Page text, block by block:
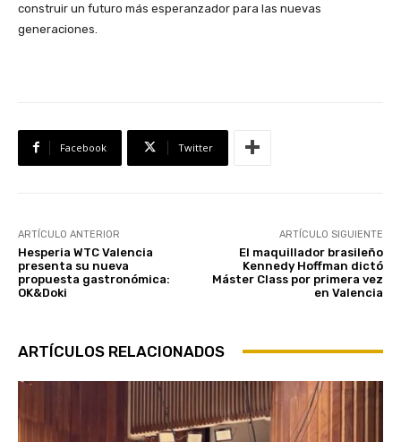
construir un futuro más esperanzador para las nuevas
generaciones.
Facebook Twitter
ARTÍCULO ANTERIOR
Hesperia WTC Valencia
presenta su nueva
propuesta gastronómica:
OK&Doki
ARTÍCULO SIGUIENTE
El maquillador brasileño
Kennedy Hoffman dictó
Máster Class por primera vez
en Valencia
ARTÍCULOS RELACIONADOS